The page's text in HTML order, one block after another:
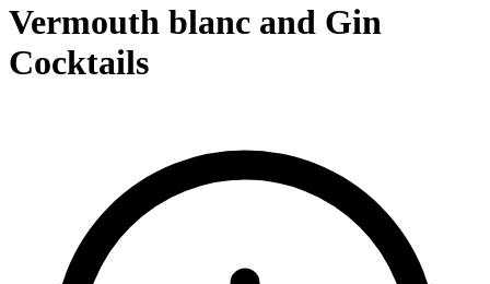
Vermouth blanc and Gin
Cocktails